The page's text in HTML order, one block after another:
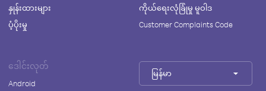
နှုန်းထားများ
ပံ့ပိုးမှု
ကိုယ်ရေးလုံခြုံမှု မူဝါဒ
Customer Complaints Code
ဒေါင်းလုတ်
Android
မြန်မာ